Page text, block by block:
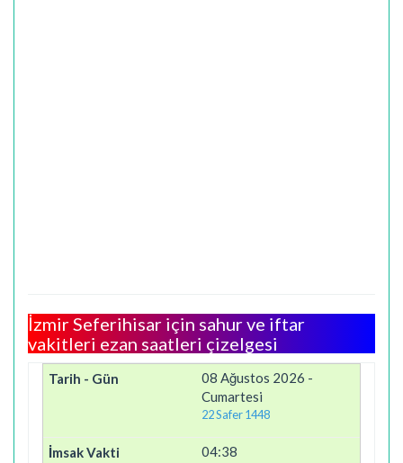
İzmir Seferihisar için sahur ve iftar
vakitleri ezan saatleri çizelgesi
08 Ağustos 2026 -
Cumartesi
22 Safer 1448
04:38